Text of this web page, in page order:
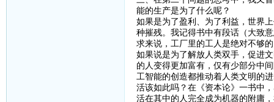
能的生产是为了什么呢？
如果是为了盈利、为了利益，世界
种摧残。我记得书中有段话（大致
求来说，工厂里的工人是绝对不够的
如果说是为了解放人类双手，促进
的人变得更加富有，仅有少部分中
工智能的创造都推动着人类文明的
活该如此吗？在《资本论》一书中
活在其中的人完全成为机器的附庸